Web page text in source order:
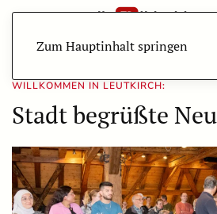
Zum Hauptinhalt springen
WILLKOMMEN IN LEUTKIRCH:
Stadt begrüßte